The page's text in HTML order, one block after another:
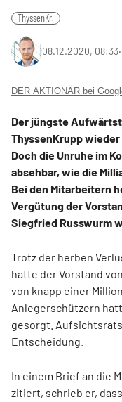
ThyssenKr.
08.12.2020, 08:33‧
DER AKTIONÄR bei
Der jüngste
ThyssenKrupp
Doch die Unruhe im
absehbar, wie die
Bei den Mitarbeitern
Vergütung der
Siegfried Russwurm
Trotz der herben
hatte der Vorstand
von knapp einer
Anlegerschützern
gesorgt.
Entscheidung.
In einem Brief an die
zitiert, schrieb er,